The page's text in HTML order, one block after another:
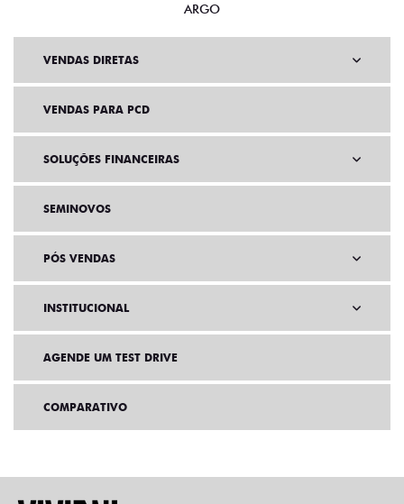
ARGO
VENDAS DIRETAS
VENDAS PARA PCD
SOLUÇÕES FINANCEIRAS
SEMINOVOS
PÓS VENDAS
INSTITUCIONAL
AGENDE UM TEST DRIVE
COMPARATIVO